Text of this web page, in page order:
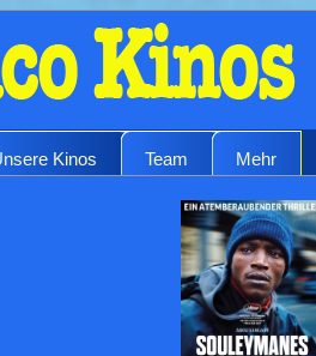
Kinos Team Mehr